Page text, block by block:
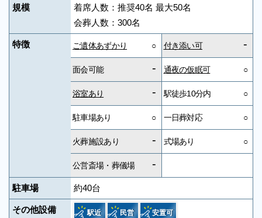
規模
着席人数：推奨40名 最大50名
会葬人数：300名
特徴 ご遺体あずかり ○ 付き添い可 -
面会可能 - 通夜の仮眠可 ○
浴室あり - 駅徒歩10分内 ○
駐車場あり ○ 一日葬対応 ○
火葬施設あり - 式場あり ○
公営斎場・葬儀場 -
駐車場 約40台
その他設備 駅近 民営 安置可